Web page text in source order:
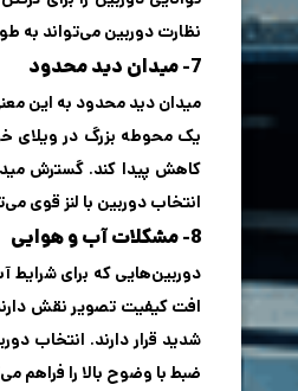
نظارت دوربین می‌تواند به
7- میدان دید محدود
میدان دید محدود به این
یک محوطه بزرگ در ویلای
کاهش پیدا کند. گسترش
انتخاب دوربین با لنز قوی
8- مشکلات آب و هوایی
دوربین‌هایی که برای
افت کیفیت تصویر نقش
شدید قرار دارند. انتخاب
ضبط با وضوح بالا را فراهم